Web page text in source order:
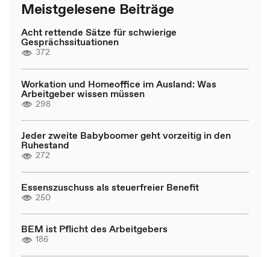
Meistgelesene Beiträge
Acht rettende Sätze für schwierige
Gesprächssituationen
372
Workation und Homeoffice im Ausland: Was
Arbeitgeber wissen müssen
298
Jeder zweite Babyboomer geht vorzeitig in den
Ruhestand
272
Essenszuschuss als steuerfreier Benefit
250
BEM ist Pflicht des Arbeitgebers
186